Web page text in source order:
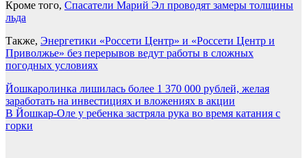
Кроме того, Спасатели Марий Эл проводят замеры толщины
льда
Также, Энергетики «Россети Центр» и «Россети Центр и
Приволжье» без перерывов ведут работы в сложных
погодных условиях
Навигация
по
записям
Йошкаролинка лишилась более 1 370 000 рублей, желая
заработать на инвестициях и вложениях в акции
В Йошкар-Оле у ребенка застряла рука во время катания с
горки